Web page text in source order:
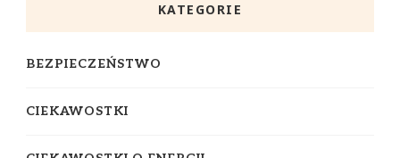
KATEGORIE
BEZPIECZEŃSTWO
CIEKAWOSTKI